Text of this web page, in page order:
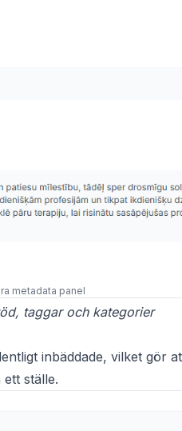
metadata panel
taggar och kategorier
inbäddade, vilket gör
ställe.